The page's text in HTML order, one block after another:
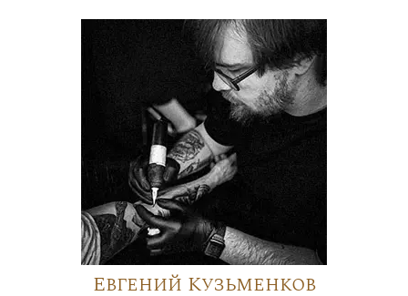
Евгений Кузьменков